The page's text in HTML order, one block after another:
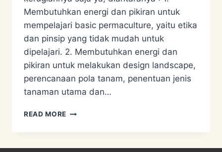
Membutuhkan energi dan pikiran untuk
mempelajari basic permaculture, yaitu etika
dan pinsip yang tidak mudah untuk
dipelajari. 2. Membutuhkan energi dan
pikiran untuk melakukan design landscape,
perencanaan pola tanam, penentuan jenis
tanaman utama dan…
READ MORE RUGI
SIH